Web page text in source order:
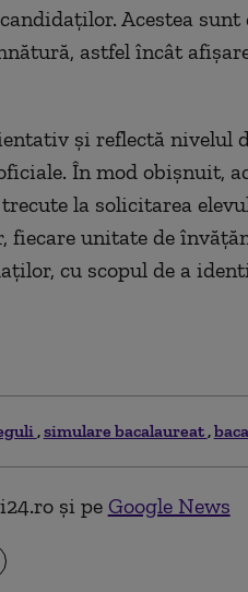
Acestea
astfel încât
și reflectă nivelul
În mod obișnuit,
la solicitarea
unitate de
cu scopul de a
simulare bacalaureat
și pe Google News